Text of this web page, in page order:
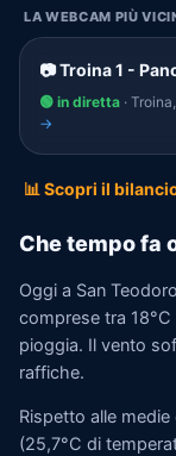
LA WEBCAM PIÙ
📷 Troina 1 -
🟢 in diretta ·
→
📊 Scopri il
Che tempo fa
Oggi a San
comprese tra
pioggia. Il vento
raffiche.
Rispetto alle
(25,7°C di